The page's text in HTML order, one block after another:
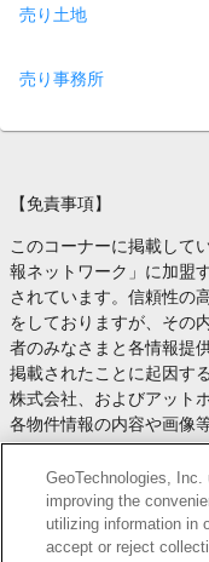
売り土地
売り事務所
【免責事項】
このコーナーに掲載して
報ネットワーク」に加盟
されています。信頼性の
をしておりますが、その
者のみなさまと各情報提
掲載されたことに起因す
株式会社、およびアット
各物件情報の内容や画像
す。
お取引等（お取引の準備
や契約条件等について、
身でご確認の上、判断し
このコーナーへの物件情
GeoTechnologies,
improving the
utilizing information in
accept or reject